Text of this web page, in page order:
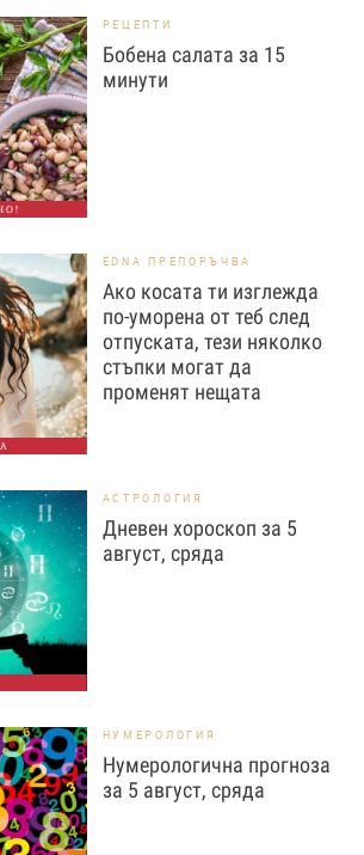
РЕЦЕПТИ
Бобена салата за 15
минути
EDNA ПРЕПОРЪЧВА
Ако косата ти изглежда
по-уморена от теб след
отпуската, тези няколко
стъпки могат да
променят нещата
АСТРОЛОГИЯ
Дневен хороскоп за 5
август, сряда
НУМЕРОЛОГИЯ
Нумерологична прогноза
за 5 август, сряда